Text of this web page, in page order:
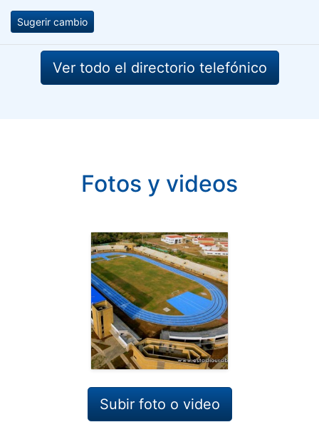
Sugerir cambio
Ver todo el directorio telefónico
Fotos y videos
Subir foto o video